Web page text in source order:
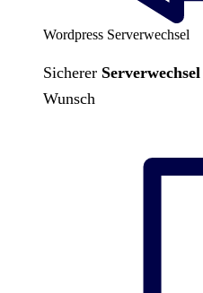
Wordpress Serverwechsel
Sicherer Serverwechsel
Wunsch